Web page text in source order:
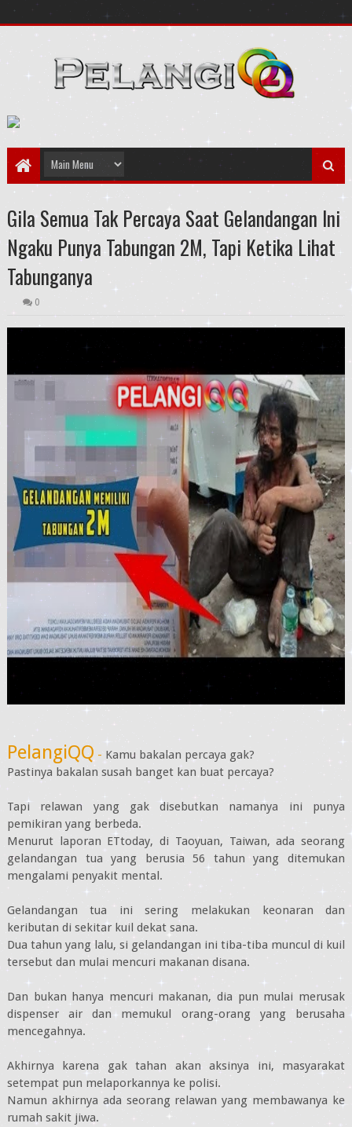
Gila Semua Tak Percaya Saat Gelandangan Ini
Ngaku Punya Tabungan 2M, Tapi Ketika Lihat
Tabunganya
0
PelangiQQ - Kamu bakalan percaya gak?
Pastinya bakalan susah banget kan buat percaya?
Tapi relawan yang gak disebutkan namanya ini punya
pemikiran yang berbeda.
Menurut laporan ETtoday, di Taoyuan, Taiwan, ada seorang
gelandangan tua yang berusia 56 tahun yang ditemukan
mengalami penyakit mental.
Gelandangan tua ini sering melakukan keonaran dan
keributan di sekitar kuil dekat sana.
Dua tahun yang lalu, si gelandangan ini tiba-tiba muncul di kuil
tersebut dan mulai mencuri makanan disana.
Dan bukan hanya mencuri makanan, dia pun mulai merusak
dispenser air dan memukul orang-orang yang berusaha
mencegahnya.
Akhirnya karena gak tahan akan aksinya ini, masyarakat
setempat pun melaporkannya ke polisi.
Namun akhirnya ada seorang relawan yang membawanya ke
rumah sakit jiwa.